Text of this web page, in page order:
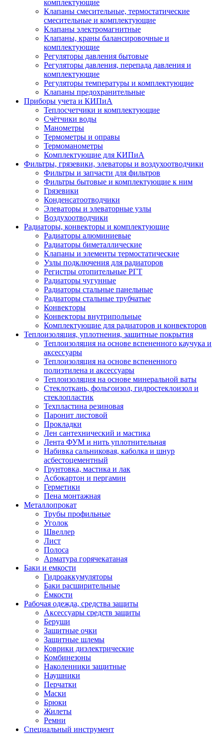
комплектующие
Клапаны смесительные, термостатические
смесительные и комплектующие
Клапаны электромагнитные
Клапаны, краны балансировочные и
комплектующие
Регуляторы давления бытовые
Регуляторы давления, перепада давления и
комплектующие
Регуляторы температуры и комплектующие
Клапаны предохранительные
Приборы учета и КИПиА
Теплосчетчики и комплектующие
Счётчики воды
Манометры
Термометры и оправы
Термоманометры
Комплектующие для КИПиА
Фильтры, грязевики, элеваторы и воздухоотводчики
Фильтры и запчасти для фильтров
Фильтры бытовые и комплектующие к ним
Грязевики
Конденсатоотводчики
Элеваторы и элеваторные узлы
Воздухоотводчики
Радиаторы, конвекторы и комплектующие
Радиаторы алюминиевые
Радиаторы биметаллические
Клапаны и элементы термостатические
Узлы подключения для радиаторов
Регистры отопительные РГТ
Радиаторы чугунные
Радиаторы стальные панельные
Радиаторы стальные трубчатые
Конвекторы
Конвекторы внутрипольные
Комплектующие для радиаторов и конвекторов
Теплоизоляция, уплотнения, защитные покрытия
Теплоизоляция на основе вспененного каучука и
аксессуары
Теплоизоляция на основе вспененного
полиэтилена и аксессуары
Теплоизоляция на основе минеральной ваты
Стеклоткань, фольгоизол, гидростеклоизол и
стеклопластик
Техпластина резиновая
Паронит листовой
Прокладки
Лен сантехнический и мастика
Лента ФУМ и нить уплотнительная
Набивка сальниковая, каболка и шнур
асбестоцементный
Грунтовка, мастика и лак
Асбокартон и пергамин
Герметики
Пена монтажная
Металлопрокат
Трубы профильные
Уголок
Швеллер
Лист
Полоса
Арматура горячекатаная
Баки и емкости
Гидроаккумуляторы
Баки расширительные
Ёмкости
Рабочая одежда, средства защиты
Аксессуары средств защиты
Беруши
Защитные очки
Защитные шлемы
Коврики диэлектрические
Комбинезоны
Наколенники защитные
Наушники
Перчатки
Маски
Брюки
Жилеты
Ремни
Специальный инструмент